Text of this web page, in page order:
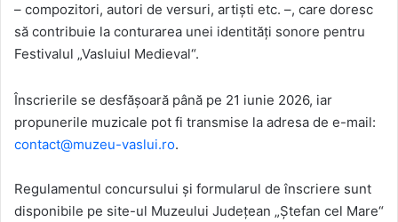
– compozitori, autori de versuri, artiști etc. –, care doresc
să contribuie la conturarea unei identități sonore pentru
Festivalul „Vasluiul Medieval“.
Înscrierile se desfășoară până pe 21 iunie 2026, iar
propunerile muzicale pot fi transmise la adresa de e-mail:
contact@muzeu-vaslui.ro.
Regulamentul concursului și formularul de înscriere sunt
disponibile pe site-ul Muzeului Județean „Ștefan cel Mare“